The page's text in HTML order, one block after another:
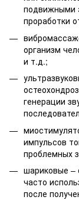
подвижными
проработки
организм
и т.д.;
генерации
импульсов
проблемных
шариковые –
часто
после